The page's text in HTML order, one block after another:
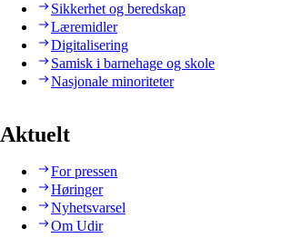
Sikkerhet og beredskap
Læremidler
Digitalisering
Samisk i barnehage og skole
Nasjonale minoriteter
Aktuelt
For pressen
Høringer
Nyhetsvarsel
Om Udir